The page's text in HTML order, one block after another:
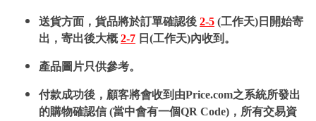
送貨方面，貨品將於訂單確認後 2-5 (工作天)日開始寄
出，寄出後大概2-7 日(工作天)內收到。
產品圖片只供參考。
付款成功後，顧客將會收到由Price.com之系統所發出
的購物確認信 (當中會有一個QR Code)，所有交易資